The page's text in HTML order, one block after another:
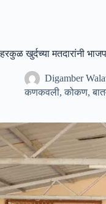
हरकुळ खुर्दच्या मतदारांनी
Digamber
कणकवली,कोकण,